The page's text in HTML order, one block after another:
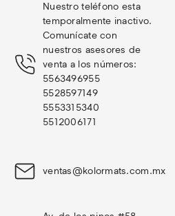
Nuestro teléfono esta
temporalmente inactivo.
Comunícate con
nuestros asesores de
venta a los números:
5563496955
5528597149
5553315340
5512006171
ventas@kolormats.com.mx